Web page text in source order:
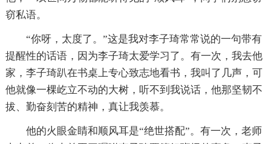
窃私语。
“你呀，太度了。”这是我对李子琦常常说的一句带有
提醒性的话语，因为李子琦太爱学习了。有一次，我去他
家，李子琦趴在书桌上专心致志地看书，我叫了几声，可
他就像一棵屹立不动的大树，听不到我说话，他那坚韧不
拔、勤奋刻苦的精神，真让我羡慕。
他的火眼金睛和顺风耳是“绝世搭配”。有一次，老师